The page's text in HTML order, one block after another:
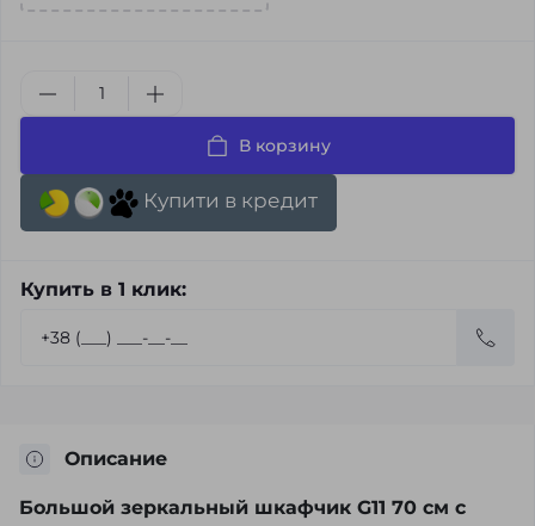
В корзину
Купити в кредит
Купить в 1 клик:
Описание
Большой зеркальный шкафчик G11 70 см с